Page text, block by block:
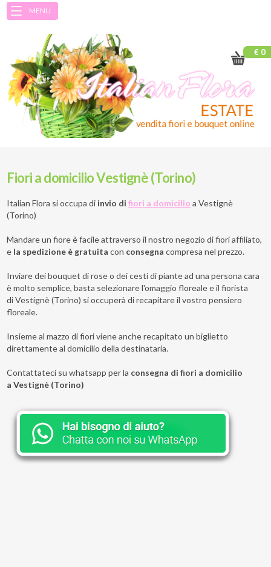
MENU
€ 0
Fiori a domicilio Vestignè (Torino)
Italian Flora si occupa di invio difiori a domicilio a Vestignè
(Torino)
Mandare un fiore è facile attraverso il nostro negozio di fiori affiliato,
e la spedizione è gratuita con consegna compresa nel prezzo.
Inviare dei bouquet di rose o dei cesti di piante ad una persona cara
è molto semplice, basta selezionare l'omaggio floreale e il fiorista
di Vestignè (Torino) si occuperà di recapitare il vostro pensiero
floreale.
Insieme al mazzo di fiori viene anche recapitato un biglietto
direttamente al domicilio della destinataria.
Contattateci su whatsapp per la consegna di fiori a domicilio
a Vestignè (Torino)